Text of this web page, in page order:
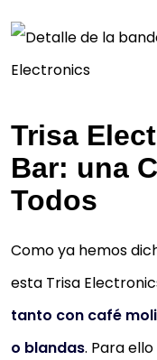
Trisa
Bar: una
Todos
Como ya hemos
esta Trisa
tanto con café
o blandas. Para